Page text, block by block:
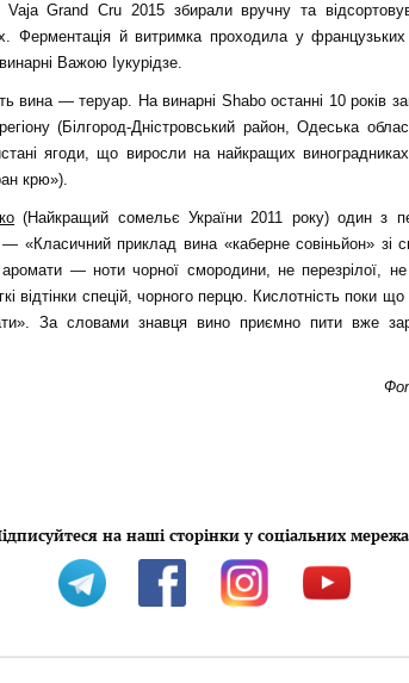
Grand Cru 2015 збирали вручну та
Ферментація й витримка проходила у
Важою Іукурідзе.
вина — теруар. На винарні Shabo останні 10 років
(Білгород-Дністровський район, Одеська
ягоди, що виросли на найкращих
крю»).
(Найкращий сомельє України 2011 року) один з
«Класичний приклад вина «каберне совіньйон» зі
аромати — ноти чорної смородини, не перезрілої,
відтінки спецій, чорного перцю. Кислотність поки
За словами знавця вино приємно пити вже
на наші сторінки у соціальних